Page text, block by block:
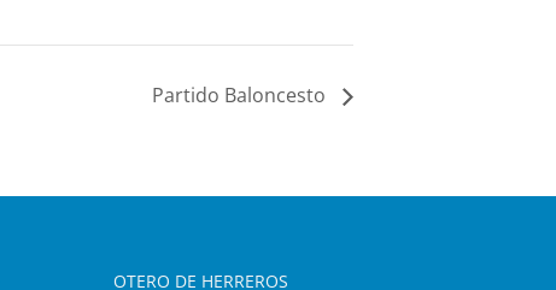
Partido Baloncesto
OTERO DE HERREROS